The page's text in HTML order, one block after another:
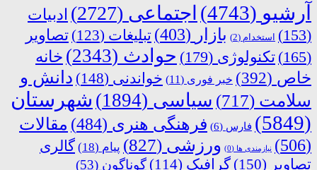
آرشیو (4743) اجتماعی (2727)
ادبیات
(153)
استخدام (2) بازار (403) تبلیغات (123)
تصاویر
(165)
تکنولوژی (179) حوادث (2343)
خانه
خاص (392) خبر فوری (11) خواندنی (148)
دانش و
سلامت (717) سیاسی (1894)
شهرستان
(5849)
فارس (6) فرهنگی هنری (484)
مقالات
(506)
نیازمندی ها (0) ورزشی (827) پیام (18)
گالری
تصاویر (150) گرافیک (114) گوناگون (53)